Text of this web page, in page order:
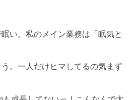
い。私のメイン業務は「眠気と
。一人だけヒマしてるの気まず